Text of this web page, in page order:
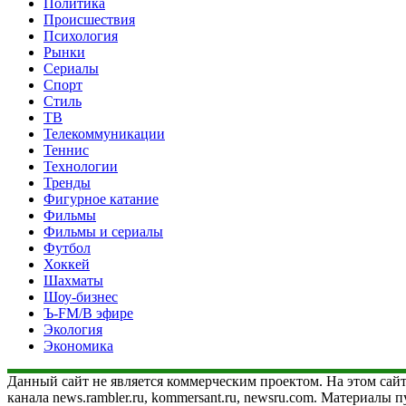
Политика
Происшествия
Психология
Рынки
Сериалы
Спорт
Стиль
ТВ
Телекоммуникации
Теннис
Технологии
Тренды
Фигурное катание
Фильмы
Фильмы и сериалы
Футбол
Хоккей
Шахматы
Шоу-бизнес
Ъ-FM/В эфире
Экология
Экономика
Данный сайт не является коммерческим проектом. На этом
канала news.rambler.ru, kommersant.ru, newsru.com. Материалы